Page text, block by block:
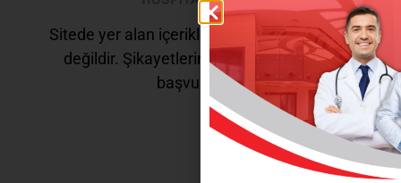
Sitede yer alan içerikler tanı ve tedavi amaçlı
değildir. Şikayetleriniz için doktorunuza
başvurunuz.